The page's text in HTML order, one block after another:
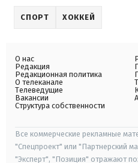
СПОРТ ХОККЕЙ
О нас
Редакция
Редакционная политика
О телеканале
Телеведущие
Вакансии
Структура собственности
Все коммерческие рекламные
"Спецпроект" или "Партнерский
"Эксперт", "Позиция" отражают